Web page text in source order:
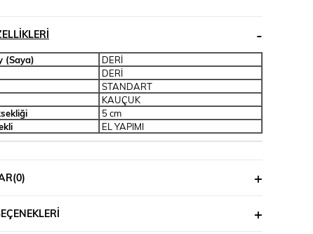
(Saya)
DERİ
DERİ
STANDART
KAUÇUK
5 cm
EL YAPIMI
(0)